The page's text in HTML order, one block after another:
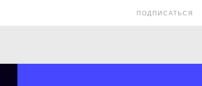
ПОДПИСАТЬСЯ